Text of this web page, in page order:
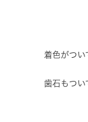
着色がつい
歯石もつい